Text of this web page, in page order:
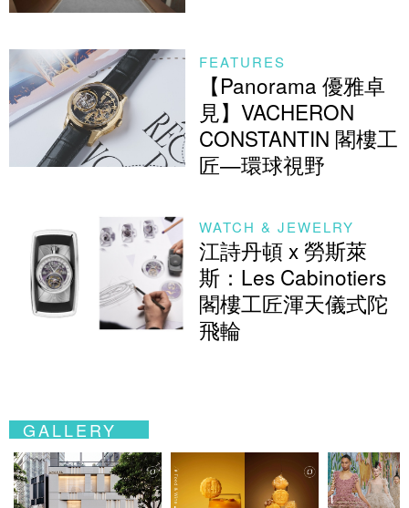
FEATURES
【Panorama 優雅卓
見】VACHERON
CONSTANTIN 閣樓工
匠—環球視野
WATCH & JEWELRY
江詩丹頓 x 勞斯萊
斯：Les Cabinotiers
閣樓工匠渾天儀式陀
飛輪
GALLERY